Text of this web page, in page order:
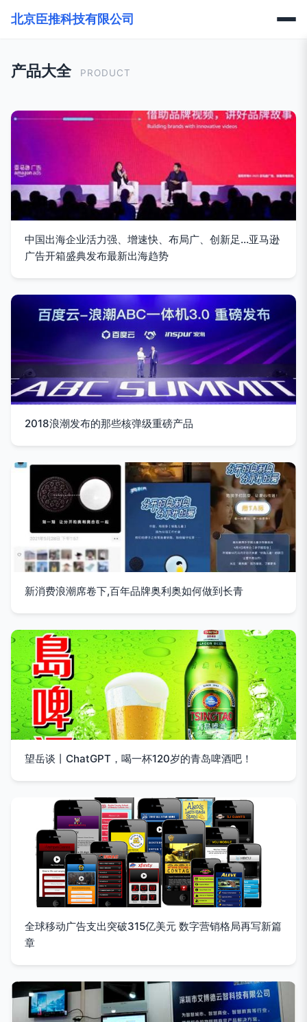
北京臣推科技有限公司
产品大全 PRODUCT
中国出海企业活力强、增速快、布局广、创新足…亚马逊
广告开箱盛典发布最新出海趋势
2018浪潮发布的那些核弹级重磅产品
新消费浪潮席卷下,百年品牌奥利奥如何做到长青
望岳谈丨ChatGPT，喝一杯120岁的青岛啤酒吧！
全球移动广告支出突破315亿美元 数字营销格局再写新篇
章